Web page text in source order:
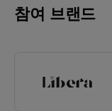
참여 브랜드